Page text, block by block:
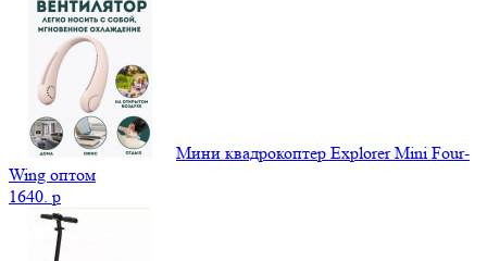
Мини квадрокоптер Explorer Mini Four-
Wing оптом
1640. p